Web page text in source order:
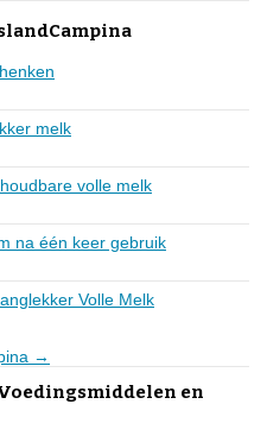
melk
volle melk
na één keer gebruik
Volle Melk
→
en